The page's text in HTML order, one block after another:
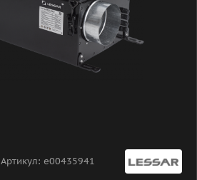
Артикул: e00435941